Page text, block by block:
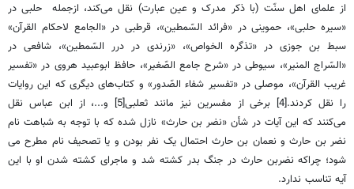
از علمای اهل سنّت (با ذکر مدرک و عین عبارت) نقل می‌کند، ازجمله حلبی در
«سیره حلبی»، حموینی در «فرائد السّمطین»، قرطبی در «الجامع لاحکام القرآن»
سبط بن جوزی در «تذگره الخواص»، «زرندی در درر السّمطین»، شافعی در
«السّراج المنیر»، سیوطی در «شرح جامع الصّغیر»، حافظ ابوعبید هروی در «تفسیر
غریب القرآن»، موصلی در «تفسیر شفاء الصّدور» و کتاب‌های دیگری که این روایات
را نقل کردند.[4] برخی از مفسرین نیز مانند ثعلبی[5] و...، از ابن عباس نقل
می‌کنند که این آیات در شأن «نضر بن حارث» نازل شده که با توجه به شباهت نام
نضر بن حارث و نعمان بن حارث احتمال یک نفر بودن و یا تصحیف نام مطرح می
شود؛ چراکه نضربن حارث در جنگ بدر کشته شد و ماجرای کشته شدن او با این
آیه تناسب ندارد.